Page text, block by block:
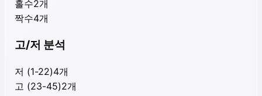
홀수2개
짝수4개
고/저 분석
저 (1-22)4개
고 (23-45)2개